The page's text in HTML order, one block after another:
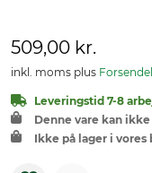
509,00 kr.
inkl. moms plus
Leveringstid 7-8
Denne vare kan
Ikke på lager i vores